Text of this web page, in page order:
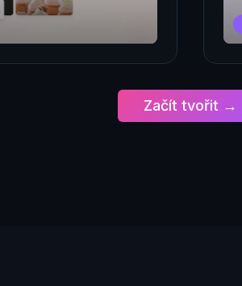
Začít tvořit →